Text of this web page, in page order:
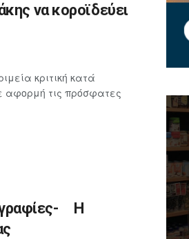
να κοροϊδεύει
κριτική κατά
αφορμή τις πρόσφατες
Η